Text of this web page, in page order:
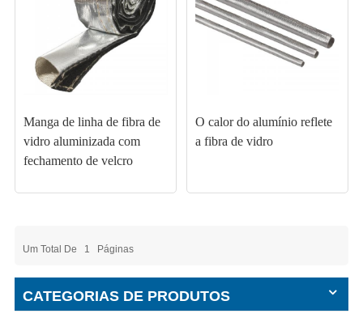
Manga de linha de fibra de
vidro aluminizada com
fechamento de velcro
O calor do alumínio reflete
a fibra de vidro
Um Total De 1 Páginas
CATEGORIAS DE PRODUTOS